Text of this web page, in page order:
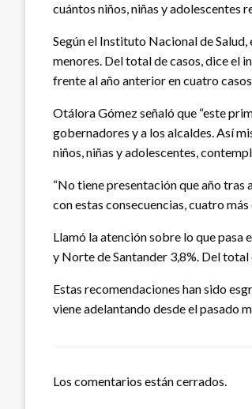
cuántos niños, niñas y adolescentes
Según el Instituto Nacional de
menores. Del total de casos, dice el
frente al año anterior en cuatro
Otálora Gómez señaló que “este
gobernadores y a los alcaldes. Así
niños, niñas y adolescentes,
“No tiene presentación que año
con estas consecuencias, cuatro
Llamó la atención sobre lo que pasa
y Norte de Santander 3,8%. Del
Estas recomendaciones han sido
viene adelantando desde el pasado
Los comentarios están cerrados.